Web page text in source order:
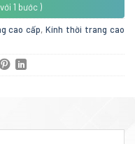
1 bước )
cao cấp,Kính thời trang cao